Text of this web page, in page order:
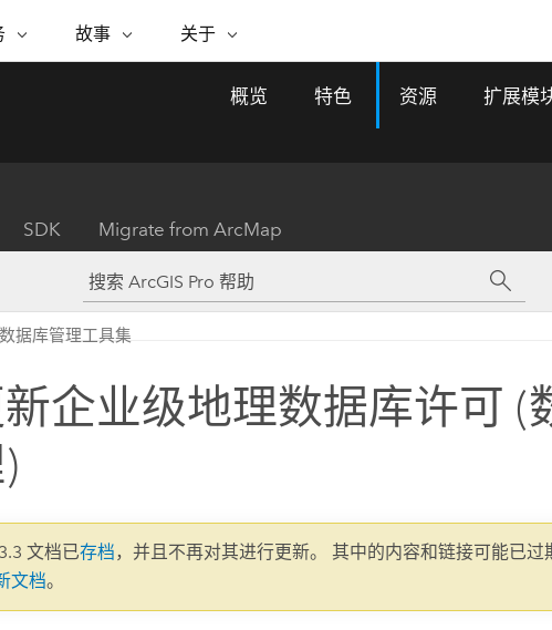
功能
将位置引入分析
集成、编辑和共享空间数据
Esri 产品、合作伙伴产品和开发
府
专题倡议
基础设施管理
使用 GIS 创建现代化、有弹性且可持续发展
者了解基础设施工程与周围环境的关系。
探索基础设施管理
自助服务
文档
My Esri
故事
ESRI 故事
现实世界的全球 GIS 创新
客
商业和技术领导者之声
行业新闻和 ArcGIS 更新
所有故事
关于
关于 ESRI
合作伙伴
招贤纳士
联系我们
概览 特色 资源 扩展模
SDK Migrate from ArcMap
据库管理工具集
企业级地理数据库许可 (
文档已存档，并且不再对其进行更新。 其中的内容和链接可能已
文档。